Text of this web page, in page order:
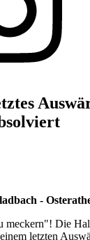
-
meckern"! Die
letzten